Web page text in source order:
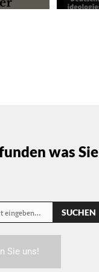
was Sie
eingeben… SUCHEN
Sie uns!